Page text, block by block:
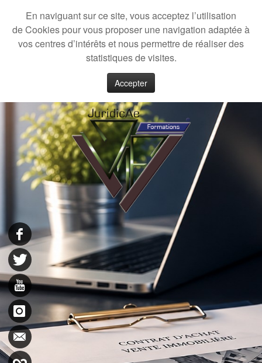
En naviguant sur ce site, vous acceptez l’utilisation
de Cookies pour vous proposer une navigation adaptée à
vos centres d’intérêts et nous permettre de réaliser des
statistiques de visites.
Accepter